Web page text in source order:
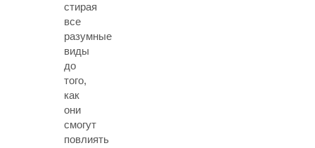
стирая
все
разумные
виды
до
того,
как
они
смогут
повлиять